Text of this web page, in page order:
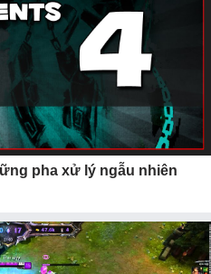
pha xử lý ngẫu nhiên